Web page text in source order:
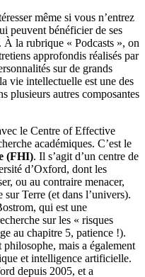
même si vous n’entrez
peuvent bénéficier de ses
À la rubrique « Podcasts », on
approfondis réalisés par
sur de grands
vie intellectuelle est une des
plusieurs autres composantes
le Centre of Effective
académiques. C’est le
(FHI). Il s’agit d’un centre de
d’Oxford, dont les
ou au contraire menacer,
Terre (et dans l’univers).
qui est une
sur les « risques
au chapitre 5, patience !).
mais a également
et intelligence artificielle.
depuis 2005, et a